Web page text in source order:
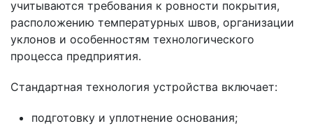
учитываются требования к ровности покрытия,
расположению температурных швов, организации
уклонов и особенностям технологического
процесса предприятия.
Стандартная технология устройства включает:
подготовку и уплотнение основания;